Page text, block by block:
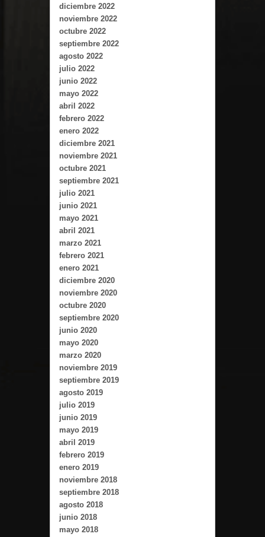
diciembre 2022
noviembre 2022
octubre 2022
septiembre 2022
agosto 2022
julio 2022
junio 2022
mayo 2022
abril 2022
febrero 2022
enero 2022
diciembre 2021
noviembre 2021
octubre 2021
septiembre 2021
julio 2021
junio 2021
mayo 2021
abril 2021
marzo 2021
febrero 2021
enero 2021
diciembre 2020
noviembre 2020
octubre 2020
septiembre 2020
junio 2020
mayo 2020
marzo 2020
noviembre 2019
septiembre 2019
agosto 2019
julio 2019
junio 2019
mayo 2019
abril 2019
febrero 2019
enero 2019
noviembre 2018
septiembre 2018
agosto 2018
junio 2018
mayo 2018